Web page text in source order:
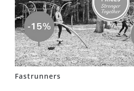
Fastrunners